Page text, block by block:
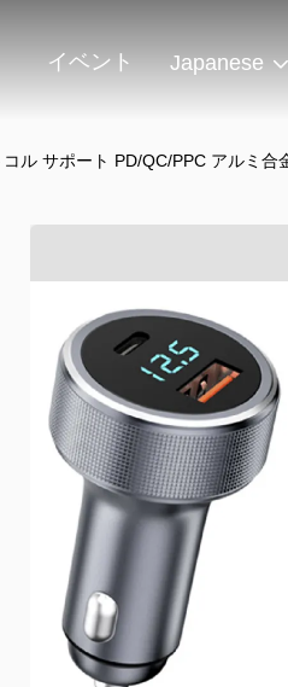
イベント Japanese
ル サポート PD/QC/PPC アルミ合